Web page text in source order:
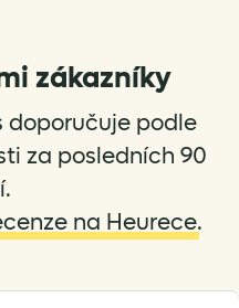
zákazníky
doporučuje podle
za posledních 90
na Heurece.